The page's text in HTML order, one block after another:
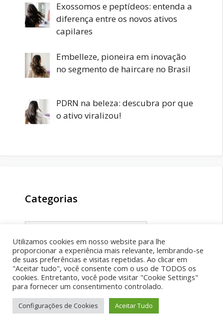
Exossomos e peptídeos: entenda a
diferença entre os novos ativos
capilares
Embelleze, pioneira em inovação
no segmento de haircare no Brasil
PDRN na beleza: descubra por que
o ativo viralizou!
Categorias
Categorias
Facebook
X Youtube
TikTok
© 2026 - desenvolvida porliveSEO
Utilizamos cookies em nosso website para lhe
proporcionar a experiência mais relevante, lembrando-se
de suas preferências e visitas repetidas. Ao clicar em
"Aceitar tudo", você consente com o uso de TODOS os
cookies. Entretanto, você pode visitar "Cookie Settings"
para fornecer um consentimento controlado.
Configurações de Cookies Aceitar Tudo